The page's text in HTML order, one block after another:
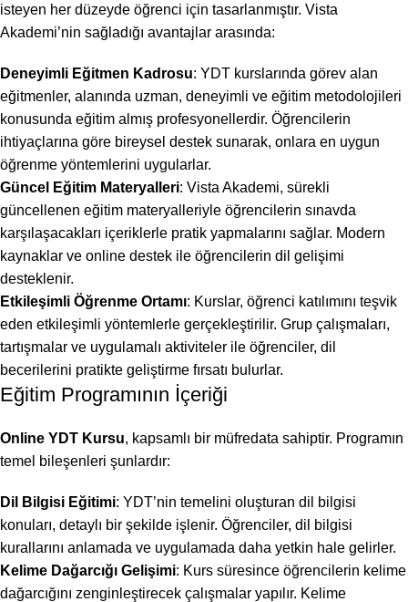
isteyen her düzeyde öğrenci için tasarlanmıştır. Vista
Akademi’nin sağladığı avantajlar arasında:
Deneyimli Eğitmen Kadrosu: YDT kurslarında görev alan
eğitmenler, alanında uzman, deneyimli ve eğitim metodolojileri
konusunda eğitim almış profesyonellerdir. Öğrencilerin
ihtiyaçlarına göre bireysel destek sunarak, onlara en uygun
öğrenme yöntemlerini uygularlar.
Güncel Eğitim Materyalleri: Vista Akademi, sürekli
güncellenen eğitim materyalleriyle öğrencilerin sınavda
karşılaşacakları içeriklerle pratik yapmalarını sağlar. Modern
kaynaklar ve online destek ile öğrencilerin dil gelişimi
desteklenir.
Etkileşimli Öğrenme Ortamı: Kurslar, öğrenci katılımını teşvik
eden etkileşimli yöntemlerle gerçekleştirilir. Grup çalışmaları,
tartışmalar ve uygulamalı aktiviteler ile öğrenciler, dil
becerilerini pratikte geliştirme fırsatı bulurlar.
Eğitim Programının İçeriği
Online YDT Kursu, kapsamlı bir müfredata sahiptir. Programın
temel bileşenleri şunlardır:
Dil Bilgisi Eğitimi: YDT’nin temelini oluşturan dil bilgisi
konuları, detaylı bir şekilde işlenir. Öğrenciler, dil bilgisi
kurallarını anlamada ve uygulamada daha yetkin hale gelirler.
Kelime Dağarcığı Gelişimi: Kurs süresince öğrencilerin kelime
dağarcığını zenginleştirecek çalışmalar yapılır. Kelime